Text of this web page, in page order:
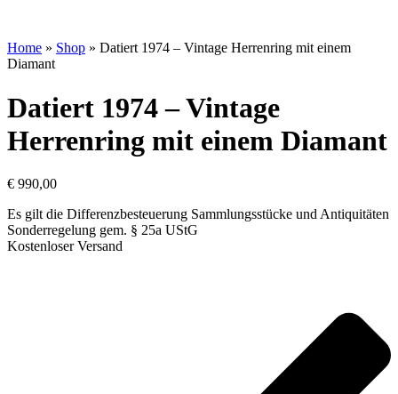
Home » Shop » Datiert 1974 – Vintage Herrenring mit einem
Diamant
Datiert 1974 – Vintage
Herrenring mit einem Diamant
€ 990,00
Es gilt die Differenzbesteuerung Sammlungsstücke und Antiquitäten
Sonderregelung gem. § 25a UStG
Kostenloser Versand